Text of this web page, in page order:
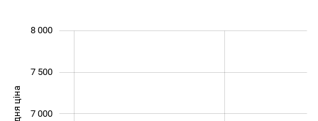
6 000
8 000
7 500
7 000